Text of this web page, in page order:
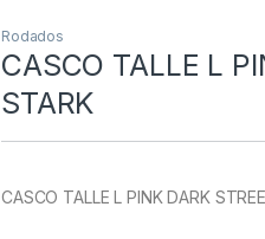
Rodados
CASCO TALLE L
STARK
CASCO TALLE L PINK DARK